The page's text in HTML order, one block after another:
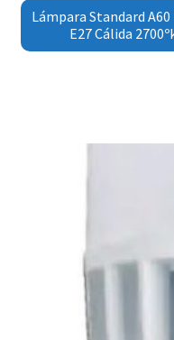
Lámpara Standard
E27 Cálida